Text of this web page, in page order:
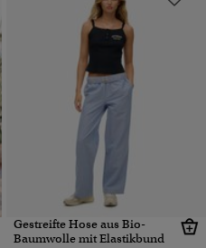
Gestreifte Hose aus Bio-
Baumwolle mit Elastikbund